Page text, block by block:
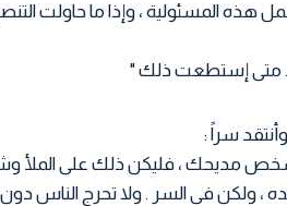
هذه المسئولية ، وإذا ما حاولت
متى إستطعت ذلك "
مديحك ، فليكن ذلك على الملأ وشجع
، ولكن فى السر . ولا تحرج الناس